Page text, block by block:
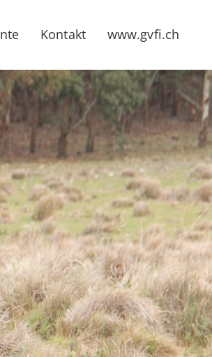
Kontakt www.gvfi.ch